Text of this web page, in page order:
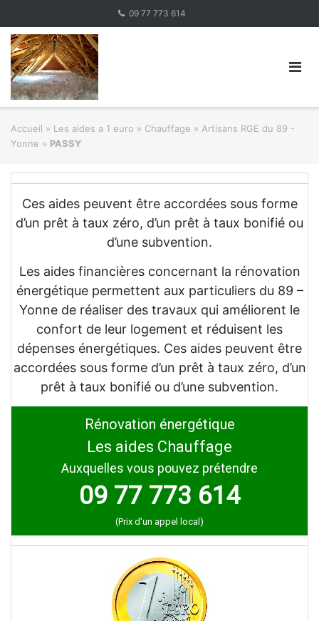
content
09 77 773 614
Accueil » Les aides a 1 euro » Chauffage » Artisans RGE du 89 -
Yonne » PASSY
Ces aides peuvent être accordées sous forme
d’un prêt à taux zéro, d’un prêt à taux bonifié ou
d’une subvention.
Les aides financières concernant la rénovation
énergétique permettent aux particuliers du 89 –
Yonne de réaliser des travaux qui améliorent le
confort de leur logement et réduisent les
dépenses énergétiques. Ces aides peuvent être
accordées sous forme d’un prêt à taux zéro, d’un
prêt à taux bonifié ou d’une subvention.
Rénovation énergétique
Les aides Chauffage
Auxquelles vous pouvez prétendre
09 77 773 614
(Prix d'un appel local)